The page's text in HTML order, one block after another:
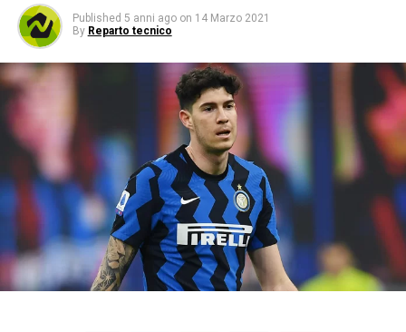
Published 5 anni ago on 14 Marzo 2021
By Reparto tecnico